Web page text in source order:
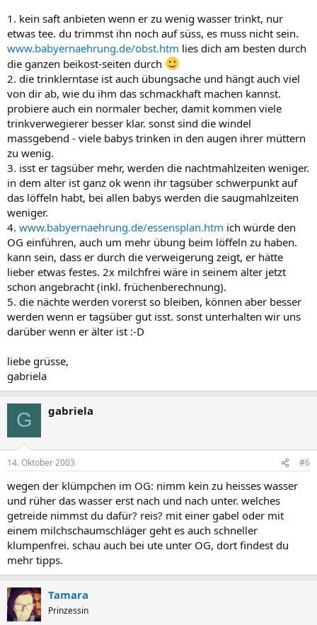
1. kein saft anbieten wenn er zu wenig wasser trinkt, nur
etwas tee. du trimmst ihn noch auf süss, es muss nicht sein.
www.babyernaehrung.de/obst.htm lies dich am besten durch
die ganzen beikost-seiten durch
2. die trinklerntase ist auch übungsache und hängt auch viel
von dir ab, wie du ihm das schmackhaft machen kannst.
probiere auch ein normaler becher, damit kommen viele
trinkverwegierer besser klar. sonst sind die windel
massgebend - viele babys trinken in den augen ihrer müttern
zu wenig.
3. isst er tagsüber mehr, werden die nachtmahlzeiten weniger.
in dem alter ist ganz ok wenn ihr tagsüber schwerpunkt auf
das löffeln habt, bei allen babys werden die saugmahlzeiten
weniger.
4. www.babyernaehrung.de/essensplan.htm ich würde den
OG einführen, auch um mehr übung beim löffeln zu haben.
kann sein, dass er durch die verweigerung zeigt, er hätte
lieber etwas festes. 2x milchfrei wäre in seinem alter jetzt
schon angebracht (inkl. früchenberechnung).
5. die nächte werden vorerst so bleiben, können aber besser
werden wenn er tagsüber gut isst. sonst unterhalten wir uns
darüber wenn er älter ist :-D
liebe grüsse,
gabriela
G gabriela
14. Oktober 2003 #6
wegen der klümpchen im OG: nimm kein zu heisses wasser
und rüher das wasser erst nach und nach unter. welches
getreide nimmst du dafür? reis? mit einer gabel oder mit
einem milchschaumschläger geht es auch schneller
klumpenfrei. schau auch bei ute unter OG, dort findest du
mehr tipps.
Tamara
Prinzessin